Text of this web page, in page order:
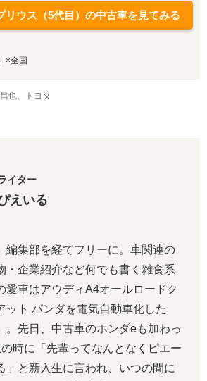
リウス（5代目）の中古車を見てみる
×全国
也、トヨタ
イター
えいる
編集部を経てフリーに。車関連の
・企業紹介など何でも書く雑食系
愛車はアウディA4オールロードク
ット パンダを電気自動車化した
。先日、中古車のホンダeも加わっ
時に「先輩ってなんとなくピエー
」と新入生に言われ、いつの間に